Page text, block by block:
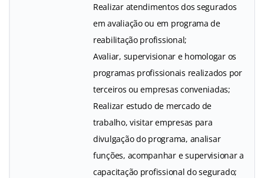
Realizar atendimentos dos segurados
em avaliação ou em programa de
reabilitação profissional;
Avaliar, supervisionar e homologar os
programas profissionais realizados por
terceiros ou empresas conveniadas;
Realizar estudo de mercado de
trabalho, visitar empresas para
divulgação do programa, analisar
funções, acompanhar e supervisionar a
capacitação profissional do segurado;